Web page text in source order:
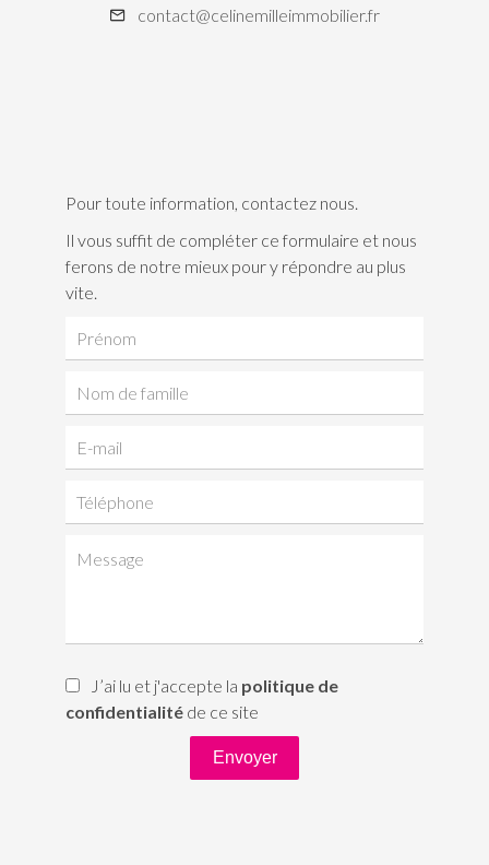
contact@celinemilleimmobilier.fr
Pour toute information, contactez nous.
Il vous suffit de compléter ce formulaire et nous
ferons de notre mieux pour y répondre au plus
vite.
J’ai lu et j'accepte la politique de
confidentialité de ce site
Envoyer